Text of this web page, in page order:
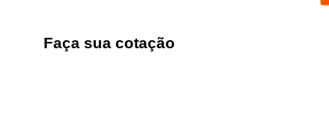
Faça sua cotação